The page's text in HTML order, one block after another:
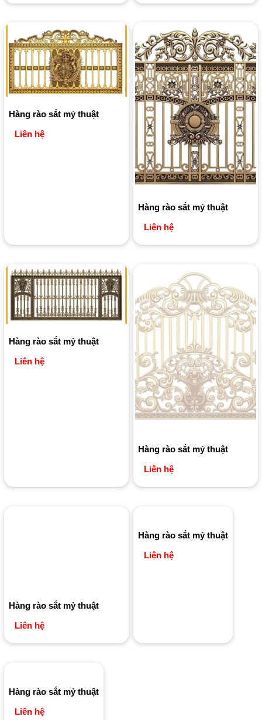
Hàng rào sắt mỷ thuật
Liên hệ
Hàng rào sắt mỷ thuật
Liên hệ
Hàng rào sắt mỷ thuật
Liên hệ
Hàng rào sắt mỷ thuật
Liên hệ
Hàng rào sắt mỷ thuật
Liên hệ